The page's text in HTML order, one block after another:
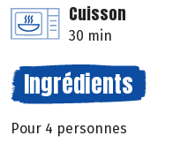
Cuisson
30 min
Ingrédients
Pour 4 personnes